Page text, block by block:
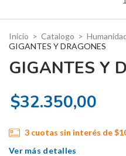
Inicio > Catalogo >
GIGANTES Y DRAGONES
GIGANTES Y
$32.350,00
3 cuotas sin interés de
Ver más detalles